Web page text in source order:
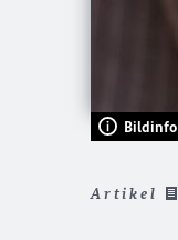
Bildinfo
Artikel